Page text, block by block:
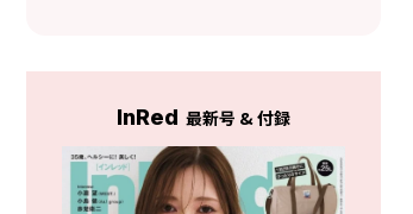
クセントになってくれる。バッグ
InRed 最新号 & 付録